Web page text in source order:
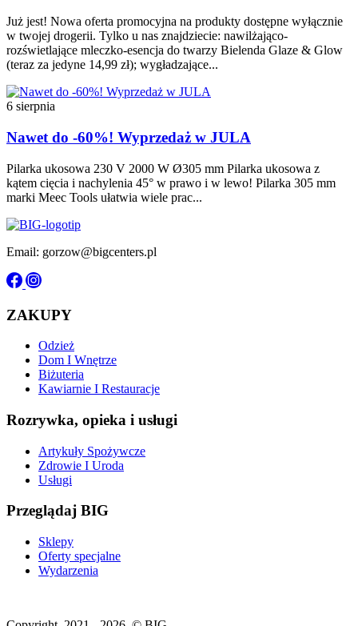
Już jest! Nowa oferta promocyjna na produkty dostępne wyłącznie
w twojej drogerii. Tylko u nas znajdziecie: nawilżająco-
rozświetlające mleczko-esencja do twarzy Bielenda Glaze & Glow
(teraz za jedyne 14,99 zł); wygładzające...
6 sierpnia
Nawet do -60%! Wyprzedaż w JULA
Pilarka ukosowa 230 V 2000 W Ø305 mm Pilarka ukosowa z
kątem cięcia i nachylenia 45° w prawo i w lewo! Pilarka 305 mm
marki Meec Tools ułatwia wiele prac...
Email: gorzow@bigcenters.pl
ZAKUPY
Odzież
Dom I Wnętrze
Biżuteria
Kawiarnie I Restauracje
Rozrywka, opieka i usługi
Artykuły Spożywcze
Zdrowie I Uroda
Usługi
Przeglądaj BIG
Sklepy
Oferty specjalne
Wydarzenia